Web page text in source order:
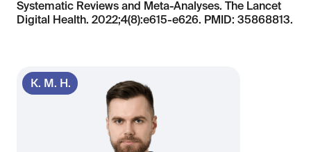
Systematic Reviews and Meta-Analyses. The Lancet
Digital Health. 2022;4(8):e615-e626. PMID: 35868813.
К. М. Н.